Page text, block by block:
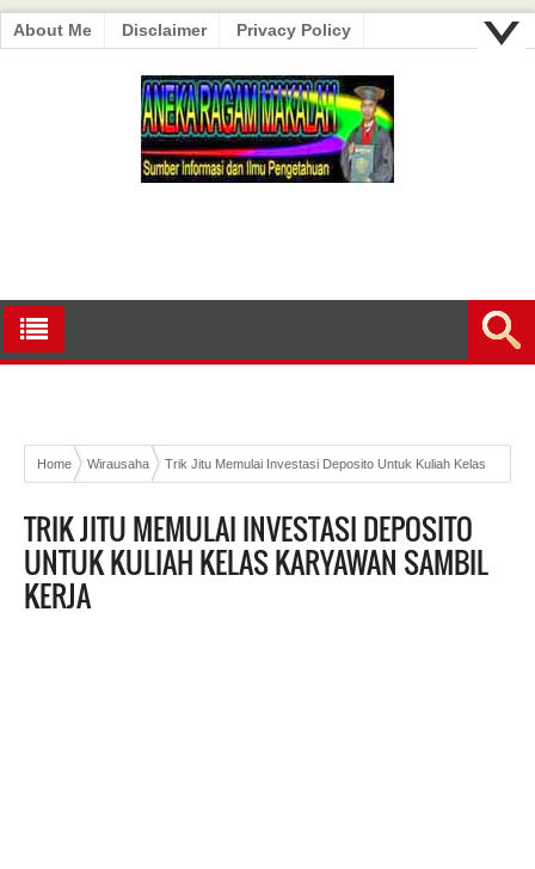
About Me Disclaimer Privacy Policy
Home Wirausaha Trik Jitu Memulai Investasi Deposito Untuk Kuliah Kelas
TRIK JITU MEMULAI INVESTASI DEPOSITO
UNTUK KULIAH KELAS KARYAWAN SAMBIL
KERJA